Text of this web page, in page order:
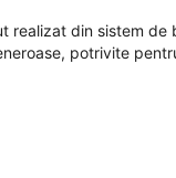
realizat din sistem
potrivite